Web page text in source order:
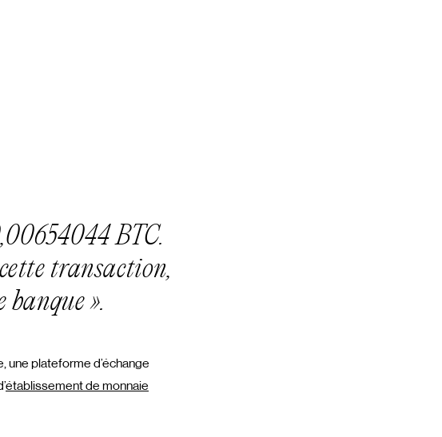
BTC.
transaction,
banque».
une plateforme d’échange
établissement de monnaie